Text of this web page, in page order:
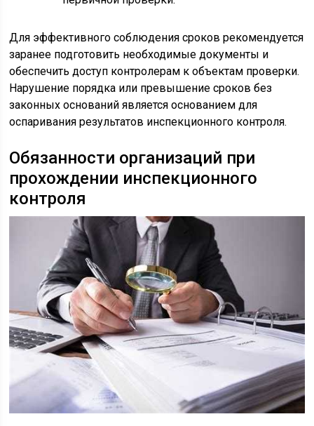
Для эффективного соблюдения сроков рекомендуется
заранее подготовить необходимые документы и
обеспечить доступ контролерам к объектам проверки.
Нарушение порядка или превышение сроков без
законных оснований является основанием для
оспаривания результатов инспекционного контроля.
Обязанности организаций при
прохождении инспекционного
контроля